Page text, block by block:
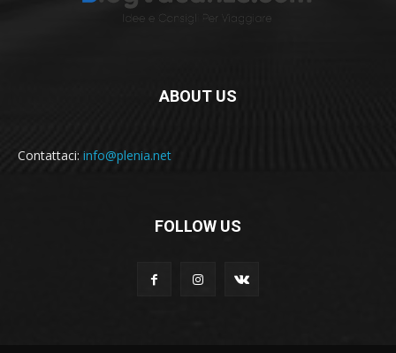
ABOUT US
Contattaci: info@plenia.net
FOLLOW US